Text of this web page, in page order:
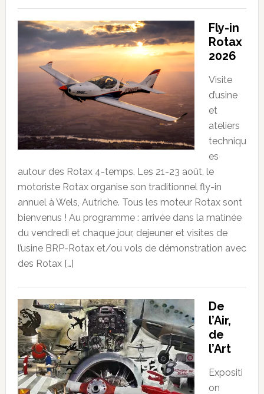
Fly-in
Rotax
2026
Visite
d’usine
et
ateliers
techniqu
es
autour des Rotax 4-temps. Les 21-23 août, le
motoriste Rotax organise son traditionnel fly-in
annuel à Wels, Autriche. Tous les moteur Rotax sont
bienvenus ! Au programme : arrivée dans la matinée
du vendredi et chaque jour, dejeuner et visites de
l’usine BRP-Rotax et/ou vols de démonstration avec
des Rotax […]
De
l’Air,
de
l’Art
Expositi
on